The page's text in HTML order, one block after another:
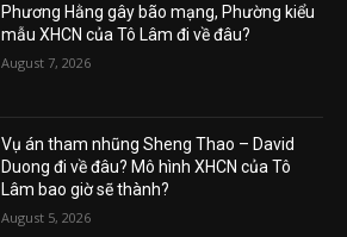
Phương Hằng gây bão mạng, Phường kiểu
mẫu XHCN của Tô Lâm đi về đâu?
August 7, 2026
Vụ án tham nhũng Sheng Thao – David
Duong đi về đâu? Mô hình XHCN của Tô
Lâm bao giờ sẽ thành?
August 5, 2026